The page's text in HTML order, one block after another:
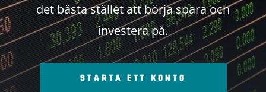
det bästa stället att börja spara och
investera på.
STARTA ETT KONTO